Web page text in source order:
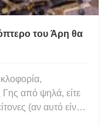
του Άρη θα
Γης από ψηλά, είτε
(αν αυτό είναι